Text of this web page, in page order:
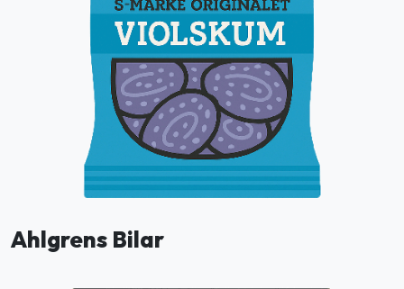
Ahlgrens Bilar